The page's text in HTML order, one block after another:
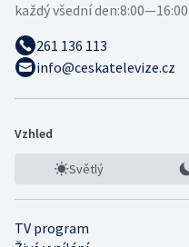
každý všední den:
261 136 113
info@ceskatelevize.cz
Vzhled
Světlý
TV program